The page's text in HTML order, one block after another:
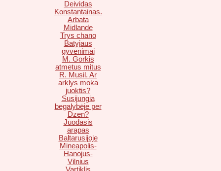
Deividas
Konstantainas.
Arbata
Midlande
Trys chano
Batyjaus
gyvenimai
M. Gorkis
atmetus mitus
R. Musil. Ar
arklys moka
juoktis?
Susijungia
begalybėje per
Dzen?
Juodasis
arapas
Baltarusijoje
Mineapolis-
Hanojus-
Vilnius
Vartiklis